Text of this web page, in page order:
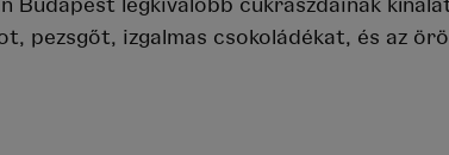
MAI NAPRA *